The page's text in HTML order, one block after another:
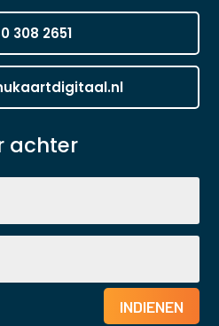
308 2651
achter
INDIENEN